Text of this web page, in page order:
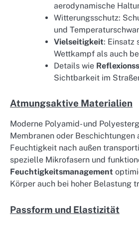
aerodynamische
Witterungsschutz:
und
Vielseitigkeit: Einsatz
Wettkampf als auch
Details wie
Sichtbarkeit im
Atmungsaktive Materialien
Moderne Polyamid- und
Membranen oder Beschichtungen
Feuchtigkeit nach außen
spezielle Mikrofasern und
Feuchtigkeitsmanagement
Körper auch bei hoher Belastung
Passform und Elastizität